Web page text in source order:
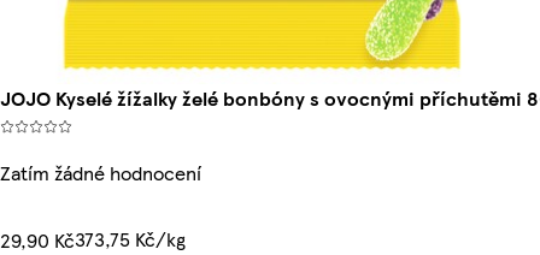
JOJO Kyselé žížalky želé bonbóny s ovocnými příchutěmi
Zatím žádné hodnocení
29,90 Kč373,75 Kč/kg